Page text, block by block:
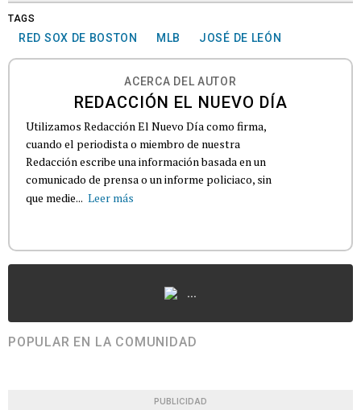
TAGS
RED SOX DE BOSTON MLB JOSÉ DE LEÓN
ACERCA DEL AUTOR
REDACCIÓN EL NUEVO DÍA
Utilizamos Redacción El Nuevo Día como firma,
cuando el periodista o miembro de nuestra
Redacción escribe una información basada en un
comunicado de prensa o un informe policiaco, sin
que medie... Leer más
...
POPULAR EN LA COMUNIDAD
PUBLICIDAD